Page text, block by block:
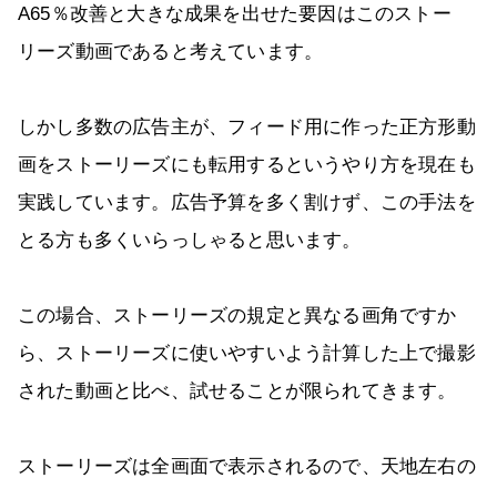
A65％改善と大きな成果を出せた要因はこのストー
リーズ動画であると考えています。
しかし多数の広告主が、フィード用に作った正方形動
画をストーリーズにも転用するというやり方を現在も
実践しています。広告予算を多く割けず、この手法を
とる方も多くいらっしゃると思います。
この場合、ストーリーズの規定と異なる画角ですか
ら、ストーリーズに使いやすいよう計算した上で撮影
された動画と比べ、試せることが限られてきます。
ストーリーズは全画面で表示されるので、天地左右の